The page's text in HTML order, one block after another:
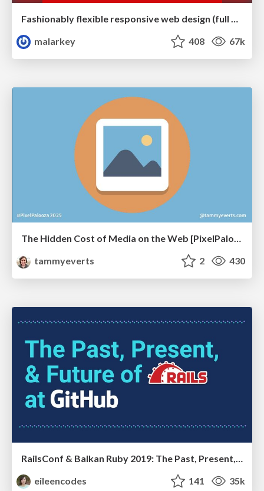
Fashionably flexible responsive web design (full day workshop)
malarkey
408 67k
The Hidden Cost of Media on the Web [PixelPalooza 2025]
tammyeverts
2 430
RailsConf & Balkan Ruby 2019: The Past, Present, and Future of Rails at GitHub
eileencodes
141 35k